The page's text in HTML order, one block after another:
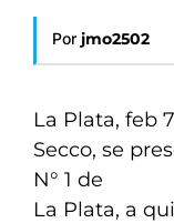
Por jmo2502
La Plata, feb
Secco, se
N° 1 de
La Plata, a